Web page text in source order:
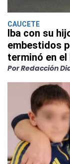
CAUCETE
Iba con su
embestidos
terminó en el
Por Redacción